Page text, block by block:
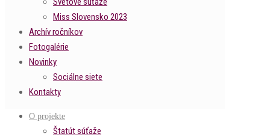
Miss Slovensko 2023
Archív ročníkov
Fotogalérie
Novinky
Sociálne siete
Kontakty
O projekte
Štatút súťaže